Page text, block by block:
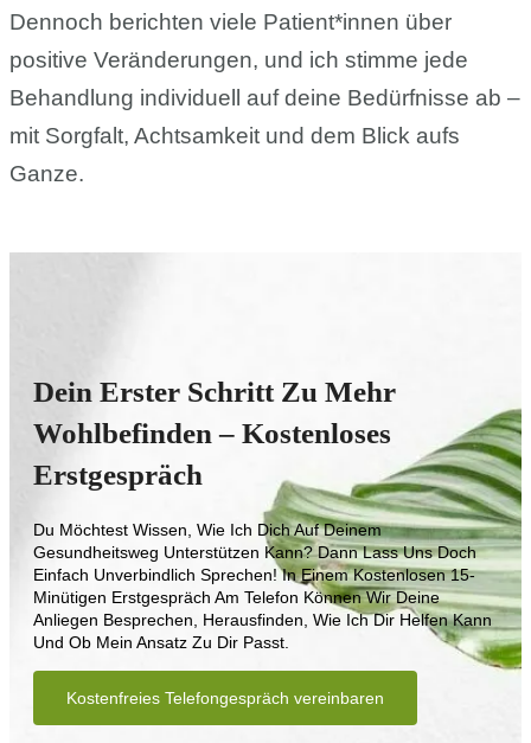
Dennoch berichten viele Patient*innen über
positive Veränderungen, und ich stimme jede
Behandlung individuell auf deine Bedürfnisse ab –
mit Sorgfalt, Achtsamkeit und dem Blick aufs
Ganze.
Dein Erster Schritt Zu Mehr
Wohlbefinden – Kostenloses
Erstgespräch
Du Möchtest Wissen, Wie Ich Dich Auf Deinem
Gesundheitsweg Unterstützen Kann? Dann Lass Uns Doch
Einfach Unverbindlich Sprechen! In Einem Kostenlosen 15-
Minütigen Erstgespräch Am Telefon Können Wir Deine
Anliegen Besprechen, Herausfinden, Wie Ich Dir Helfen Kann
Und Ob Mein Ansatz Zu Dir Passt.
Kostenfreies Telefongespräch vereinbaren